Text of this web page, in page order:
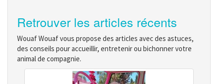
Retrouver les articles récents
Wouaf Wouaf vous propose des articles avec des astuces,
des conseils pour accueillir, entretenir ou bichonner votre
animal de compagnie.